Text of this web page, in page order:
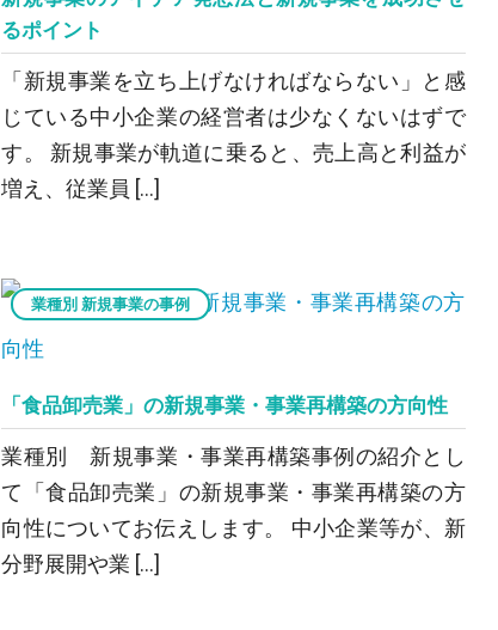
るポイント
「新規事業を立ち上げなければならない」と感
じている中小企業の経営者は少なくないはずで
す。 新規事業が軌道に乗ると、売上高と利益が
増え、従業員 […]
業種別 新規事業の事例
「食品卸売業」の新規事業・事業再構築の方向性
業種別 新規事業・事業再構築事例の紹介とし
て「食品卸売業」の新規事業・事業再構築の方
向性についてお伝えします。 中小企業等が、新
分野展開や業 […]